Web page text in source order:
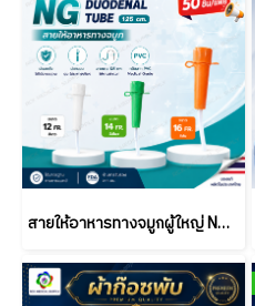
สายให้อาหารทางจมูกผู้ใหญ่ NG Duodenal Tube 125 ซม. เบอร์ 12/14/16 | Medical Grade PVC | ขายยกแพ็ค (50 ชิ้น)